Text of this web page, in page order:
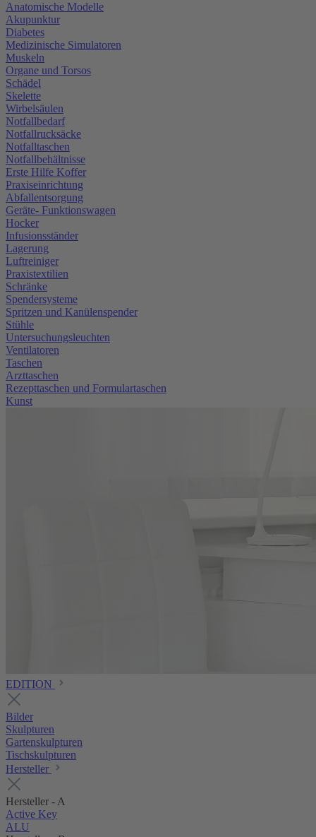
Anatomische Modelle
Akupunktur
Diabetes
Medizinische Simulatoren
Muskeln
Organe und Torsos
Schädel
Skelette
Wirbelsäulen
Notfallbedarf
Notfallrucksäcke
Notfalltaschen
Notfallbehältnisse
Erste Hilfe Koffer
Praxiseinrichtung
Abfallentsorgung
Geräte- Funktionswagen
Hocker
Infusionsständer
Lagerung
Luftreiniger
Praxistextilien
Schränke
Spendersysteme
Spritzen und Kanülenspender
Stühle
Untersuchungsleuchten
Ventilatoren
Taschen
Arzttaschen
Rezepttaschen und Formulartaschen
Kunst
EDITION
Bilder
Skulpturen
Gartenskulpturen
Tischskulpturen
Hersteller
Hersteller - A
Active Key
ALU